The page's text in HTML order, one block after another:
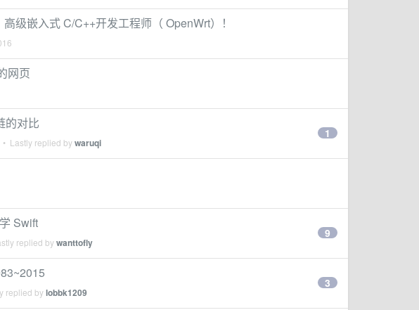
级嵌入式 C/C++开发工程师（ OpenWrt）！
网页
的对比
• Lastly replied bywaruqi
1
Swift
replied bywanttofly
9
replied bylobbk1209
3